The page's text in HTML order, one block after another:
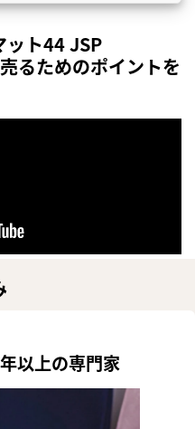
ット44 JSP
るためのポイントを
以上の専門家